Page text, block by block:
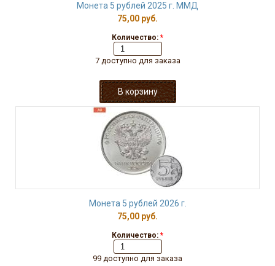
Монета 5 рублей 2025 г. ММД
75,00 руб.
Количество: *
7 доступно для заказа
Монета 5 рублей 2026 г.
75,00 руб.
Количество: *
99 доступно для заказа